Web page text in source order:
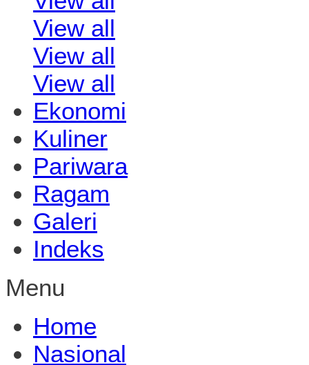
View all
View all
View all
Ekonomi
Kuliner
Pariwara
Ragam
Galeri
Indeks
Menu
Home
Nasional